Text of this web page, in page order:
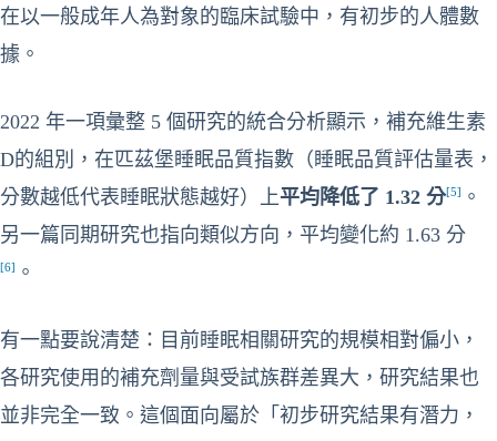
在以一般成年人為對象的臨床試驗中，有初步的人體數
據。
2022 年一項彙整 5 個研究的統合分析顯示，補充維生素
D的組別，在匹茲堡睡眠品質指數（睡眠品質評估量表，
分數越低代表睡眠狀態越好）上平均降低了 1.32 分[5]
。
另一篇同期研究也指向類似方向，平均變化約 1.63 分
[6] 。
有一點要說清楚：目前睡眠相關研究的規模相對偏小，
各研究使用的補充劑量與受試族群差異大，研究結果也
並非完全一致。這個面向屬於「初步研究結果有潛力，